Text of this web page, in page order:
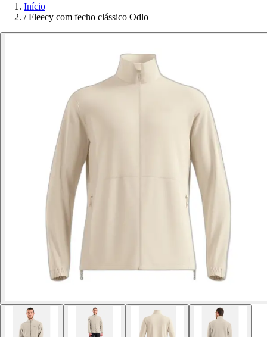
Início
/ Fleecy com fecho clássico Odlo